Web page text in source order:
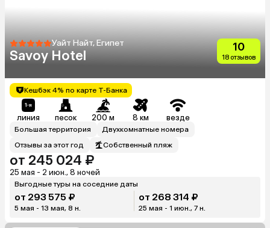
Уайт Найт, Египет
Savoy Hotel
10
18 отзывов
Кешбэк 4% по карте Т-Банка
линия песок 200 м 8 км везде
Большая территория
Двухкомнатные номера
Отзывы за этот год
Собственный пляж
от 245 024 ₽
25 мая - 2 июн., 8 ночей
Выгодные туры на соседние даты
от 293 575 ₽
5 мая - 13 мая, 8 н.
от 268 314 ₽
25 мая - 1 июн., 7 н.